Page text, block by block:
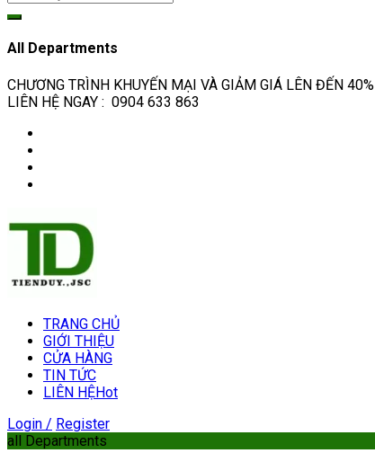
All Departments
CHƯƠNG TRÌNH KHUYẾN MẠI VÀ GIẢM GIÁ LÊN ĐẾN 40%
LIÊN HỆ NGAY : 0904 633 863
TRANG CHỦ
GIỚI THIỆU
CỬA HÀNG
TIN TỨC
LIÊN HỆHot
Login / Register
all Departments